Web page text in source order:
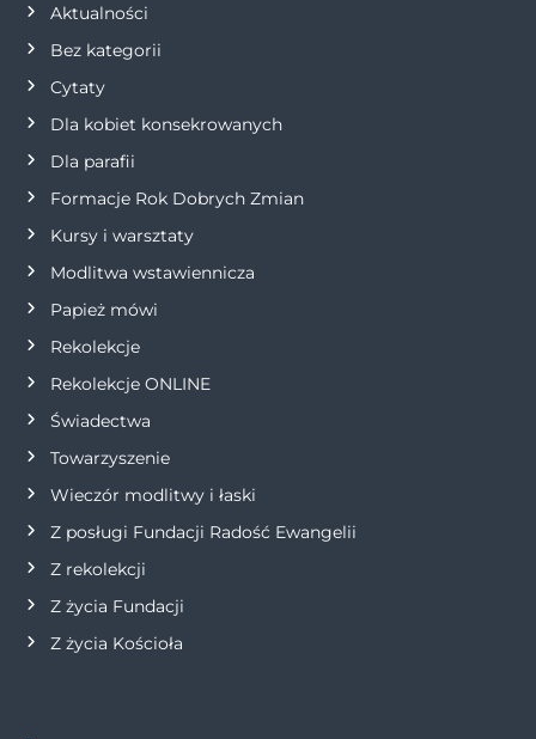
c
j
a
w
p
i
s
u
Aktualności
Bez kategorii
Cytaty
Dla kobiet konsekrowanych
Dla parafii
Formacje Rok Dobrych Zmian
Kursy i warsztaty
Modlitwa wstawiennicza
Papież mówi
Rekolekcje
Rekolekcje ONLINE
Świadectwa
Towarzyszenie
Wieczór modlitwy i łaski
Z posługi Fundacji Radość Ewangelii
Z rekolekcji
Z życia Fundacji
Z życia Kościoła